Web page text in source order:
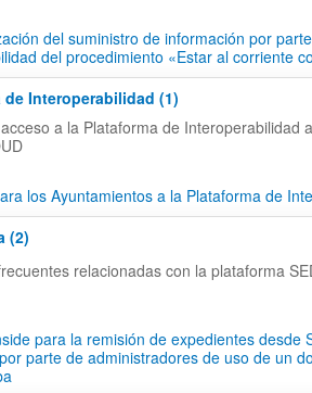
del suministro de información por
del procedimiento «Estar al corriente
de Interoperabilidad (1)
a la Plataforma de Interoperabilidad
los Ayuntamientos a la Plataforma de
(2)
relacionadas con la plataforma
para la remisión de expedientes desde
parte de administradores de uso de un